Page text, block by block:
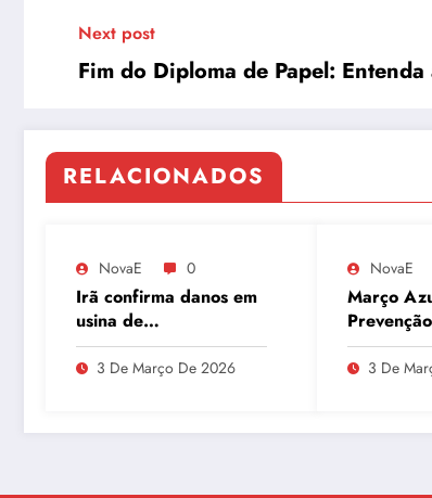
Next post
Fim do Diploma de Papel:
RELACIONADOS
NovaE 0
Irã confirma danos em
usina de
enriquecimento de
urânio após ataques e
quantidade de urânio
3 De Março De 2026
NovaE
Março
ao
com3 De